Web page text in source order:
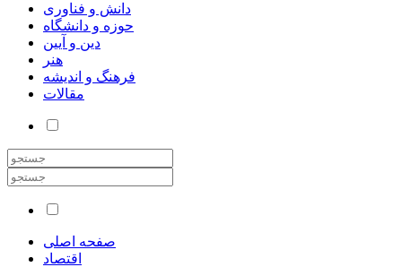
دانش و فناوری
حوزه و دانشگاه
دین و آیین
هنر
فرهنگ و اندیشه
مقالات
صفحه اصلی
اقتصاد